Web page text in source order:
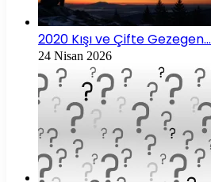
2020 Kışı ve Çifte Gezegen…
24 Nisan 2026